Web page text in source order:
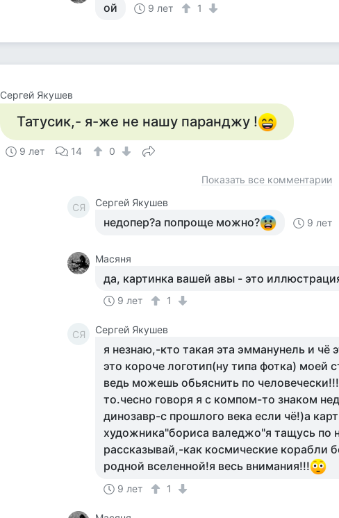
ой 9 лет 1
Сергей Якушев
Татусик,- я-же не нашу паранджу !
9 лет 14 0
Показать все комментарии
СЯ Сергей Якушев
недопер?а попроще можно? 9 лет
Масяня
да, картинка вашей авы - это
9 лет 1
СЯ Сергей Якушев
я незнаю,-кто такая эта эмманунель и чё
это короче логотип(ну типа фотка) моей
ведь можешь обьяснить по
то.чесно говоря я с компом-то знаком
динозавр-с прошлого века если чё!)а
художника"бориса валеджо"я тащусь по
рассказывай,-как космические корабли
родной вселенной!я весь внимания!!!
9 лет 1